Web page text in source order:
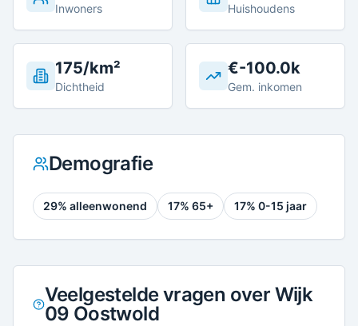
Inwoners Huishoudens
175/km²
Dichtheid
€-100.0k
Gem. inkomen
Demografie
29% alleenwonend 17% 65+ 17% 0-15 jaar
Veelgestelde vragen over Wijk
09 Oostwold